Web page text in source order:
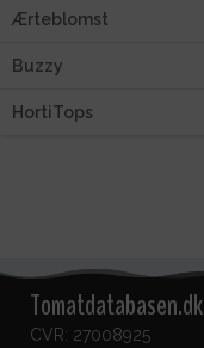
Ærteblomst
Buzzy
HortiTops
Tomatdatabasen.dk
CVR: 27008925